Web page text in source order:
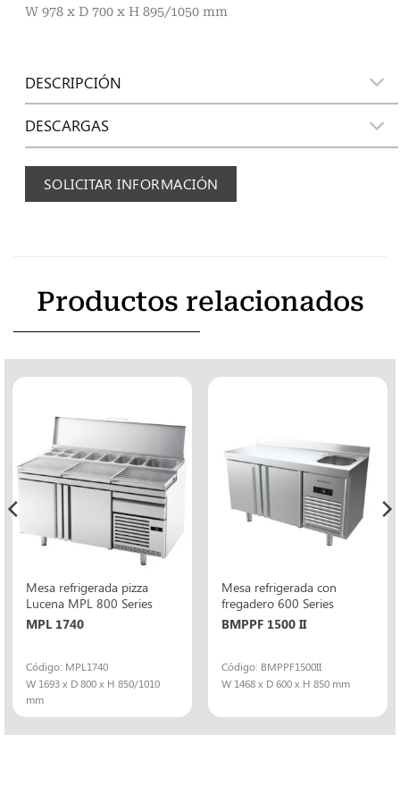
W 978 x D 700 x H 895/1050 mm
DESCRIPCIÓN
DESCARGAS
SOLICITAR INFORMACIÓN
Productos relacionados
Mesa refrigerada pizza
Lucena MPL 800 Series
MPL 1740
Código: MPL1740
W 1693 x D 800 x H 850/1010
mm
Mesa refrigerada con
fregadero 600 Series
BMPPF 1500 II
Código: BMPPF1500II
W 1468 x D 600 x H 850 mm